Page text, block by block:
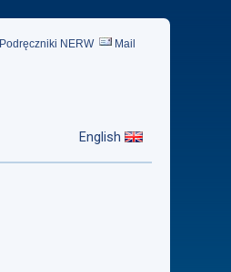
Podręczniki NERW Mail
English